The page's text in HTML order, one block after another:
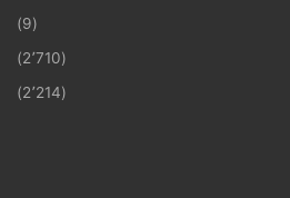
(9)
(2٬710)
(2٬214)